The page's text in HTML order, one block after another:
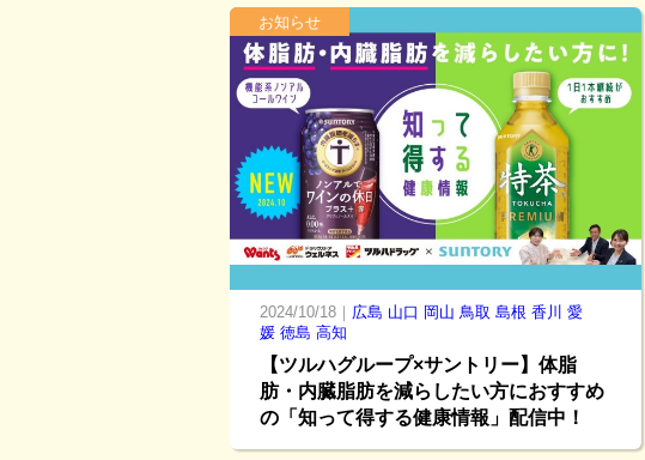
お知らせ
2024/10/18｜ 広島 山口 岡山 鳥取 島根 香川 愛
媛 徳島 高知
【ツルハグループ×サントリー】体脂
肪・内臓脂肪を減らしたい方におすすめ
の「知って得する健康情報」配信中！